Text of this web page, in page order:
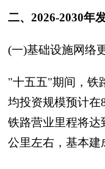
二、2026-2030年
(一)基础设施网络
"十五五"期间，铁
均投资规模预计在
铁路营业里程将达
公里左右，基本建